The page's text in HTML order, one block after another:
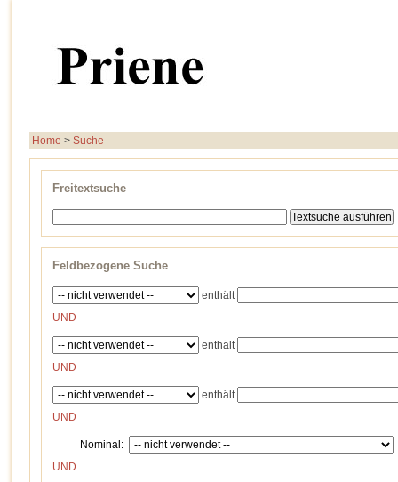
Home > Suche
Freitextsuche
Feldbezogene Suche
enthält
UND
enthält
UND
enthält
UND
Nominal:
UND